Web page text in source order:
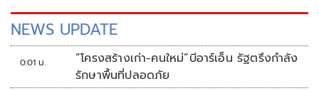
NEWS UPDATE
0:01 น.
“โครงสร้างเก่า-คนใหม่”บีอาร์เอ็น รัฐตรึงกำลัง
รักษาพื้นที่ปลอดภัย